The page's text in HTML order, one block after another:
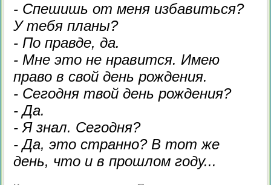
- Спешишь от меня избавиться?
У тебя планы?
- По правде, да.
- Мне это не нравится. Имею
право в свой день рождения.
- Сегодня твой день рождения?
- Да.
- Я знал. Сегодня?
- Да, это странно? В тот же
день, что и в прошлом году...